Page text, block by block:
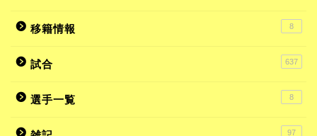
移籍情報 8
試合 637
選手一覧 8
97